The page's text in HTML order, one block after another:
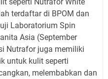
terdaftar di BPOM dan
Laboratorium Spin
Asia (September
Nutrafor juga memiliki
untuk kulit seperti
melembabkan dan